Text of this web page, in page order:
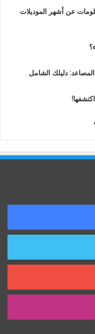
عن أشهر الموديلات
دليلك الشامل